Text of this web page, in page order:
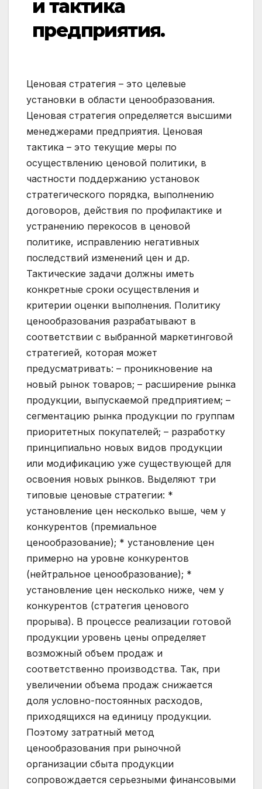
и тактика
предприятия.
Ценовая стратегия – это целевые
установки в области ценообразования.
Ценовая стратегия определяется высшими
менеджерами предприятия. Ценовая
тактика – это текущие меры по
осуществлению ценовой политики, в
частности поддержанию установок
стратегического порядка, выполнению
договоров, действия по профилактике и
устранению перекосов в ценовой
политике, исправлению негативных
последствий изменений цен и др.
Тактические задачи должны иметь
конкретные сроки осуществления и
критерии оценки выполнения. Политику
ценообразования разрабатывают в
соответствии с выбранной маркетинговой
стратегией, которая может
предусматривать: – проникновение на
новый рынок товаров; – расширение рынка
продукции, выпускаемой предприятием; –
сегментацию рынка продукции по группам
приоритетных покупателей; – разработку
принципиально новых видов продукции
или модификацию уже существующей для
освоения новых рынков. Выделяют три
типовые ценовые стратегии: *
установление цен несколько выше, чем у
конкурентов (премиальное
ценообразование); * установление цен
примерно на уровне конкурентов
(нейтральное ценообразование); *
установление цен несколько ниже, чем у
конкурентов (стратегия ценового
прорыва). В процессе реализации готовой
продукции уровень цены определяет
возможный объем продаж и
соответственно производства. Так, при
увеличении объема продаж снижается
доля условно-постоянных расходов,
приходящихся на единицу продукции.
Поэтому затратный метод
ценообразования при рыночной
организации сбыта продукции
сопровождается серьезными финансовыми